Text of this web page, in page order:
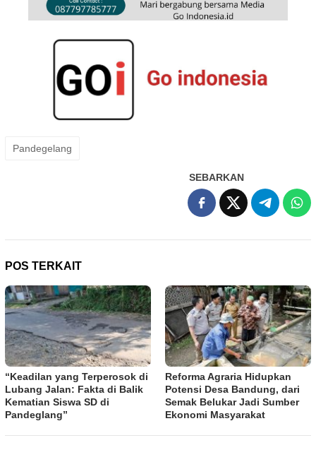
Pandegelang
SEBARKAN
POS TERKAIT
“Keadilan yang Terperosok di
Lubang Jalan: Fakta di Balik
Kematian Siswa SD di
Pandeglang”
Reforma Agraria Hidupkan
Potensi Desa Bandung, dari
Semak Belukar Jadi Sumber
Ekonomi Masyarakat